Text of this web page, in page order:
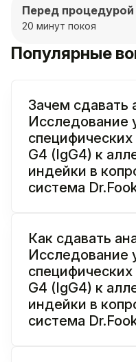
Перед процедурой
20 минут покоя
Популярные
Зачем сдавать
Исследование
G4 (IgG4) к
индейки в
система
Как сдавать
Исследование
G4 (IgG4) к
индейки в
система